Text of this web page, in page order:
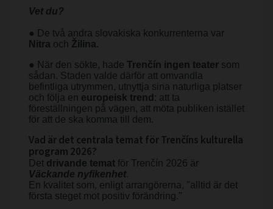
Vet du?
● De två andra slovakiska konkurrenterna var
Nitra och Žilina.
● När den sökte, hade Trenčín ingen teater som
sådan. Staden valde därför att omvandla
befintliga utrymmen, utnyttja sina naturliga platser
och följa en europeisk trend : att ta
föreställningen på vägen, att möta publiken istället
för att de ska komma till dem.
Vad är det centrala temat för Trenčíns kulturella
program 2026?
Det drivande temat för Trenčín 2026 är
Väckande nyfikenhet.
En kvalitet som, enligt arrangörerna, "alltid är det
första steget mot positiv förändring."